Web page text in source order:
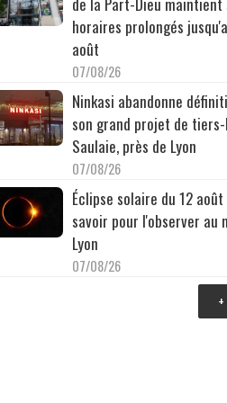
horaires prolongés
août
07/08/26
Ninkasi abandonne
son grand projet de
Saulaie, près de Lyon
07/08/26
Éclipse solaire du 12
savoir pour l'observer au
Lyon
07/08/26